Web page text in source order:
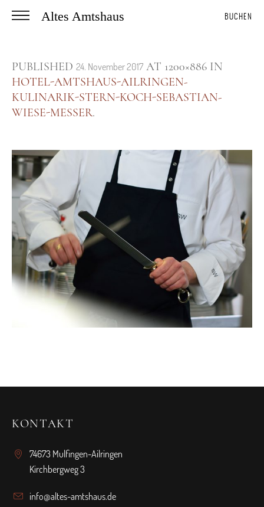
Altes Amtshaus BUCHEN
PUBLISHED 24. November 2017 AT 1200×886 IN
HOTEL-AMTSHAUS-AILRINGEN-
KULINARIK-STERN-KOCH-SEBASTIAN-
WIESE-MESSER.
KONTAKT
74673 Mulfingen-Ailringen
Kirchbergweg 3
info@altes-amtshaus.de